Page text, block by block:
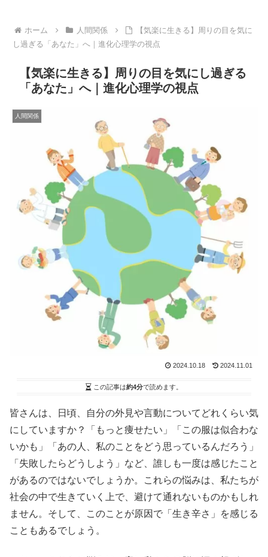
ホーム 人間関係
【気楽に生きる】周りの目を気に
し過ぎる「あなた」へ｜進化心理学の視点
【気楽に生きる】周りの目を気にし過ぎる
「あなた」へ｜進化心理学の視点
人間関係
2024.10.18 2024.11.01
この記事は約4分で読めます。
皆さんは、日頃、自分の外見や言動についてどれくらい気
にしていますか？「もっと痩せたい」「この服は似合わな
いかも」「あの人、私のことをどう思っているんだろう」
「失敗したらどうしよう」など、誰しも一度は感じたこと
があるのではないでしょうか。これらの悩みは、私たちが
社会の中で生きていく上で、避けて通れないものかもしれ
ません。そして、このことが原因で「生き辛さ」を感じる
こともあるでしょう。